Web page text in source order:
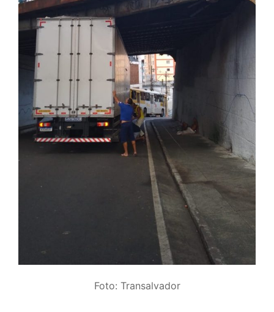
Foto: Transalvador